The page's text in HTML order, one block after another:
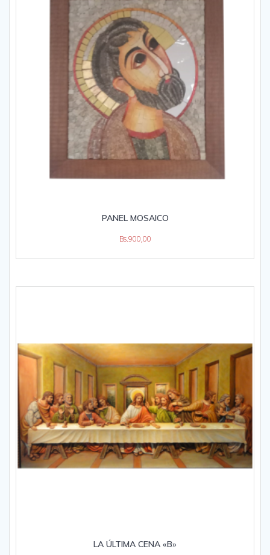
PANEL MOSAICO
Bs.900,00
LA ÚLTIMA CENA «B»